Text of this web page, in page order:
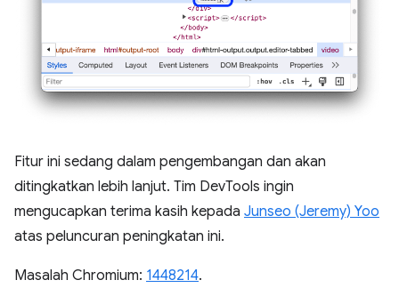
Fitur ini sedang dalam pengembangan dan akan
ditingkatkan lebih lanjut. Tim DevTools ingin
mengucapkan terima kasih kepada Junseo (Jeremy) Yoo
atas peluncuran peningkatan ini.
Masalah Chromium: 1448214.